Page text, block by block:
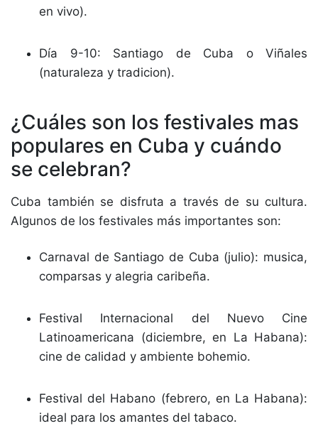
en vivo).
Día 9-10: Santiago de Cuba o Viñales
(naturaleza y tradicion).
¿Cuáles son los festivales mas
populares en Cuba y cuándo
se celebran?
Cuba también se disfruta a través de su cultura.
Algunos de los festivales más importantes son:
Carnaval de Santiago de Cuba (julio): musica,
comparsas y alegria caribeña.
Festival Internacional del Nuevo Cine
Latinoamericana (diciembre, en La Habana):
cine de calidad y ambiente bohemio.
Festival del Habano (febrero, en La Habana):
ideal para los amantes del tabaco.